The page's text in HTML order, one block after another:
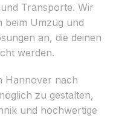
Transporte. Wir
beim Umzug und
an, die deinen
werden.
Hannover nach
zu gestalten,
und hochwertige